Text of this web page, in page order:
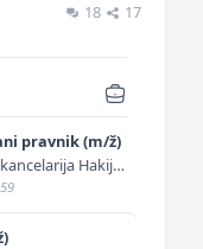
18 17
pravnik (m/ž)
Hakija